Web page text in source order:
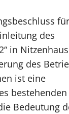
des
in
des
ist eine
bestehenden
Bedeutung